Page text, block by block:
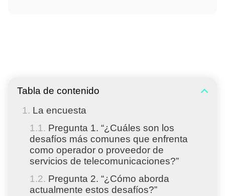
Tabla de contenido
La encuesta
Pregunta 1. “¿Cuáles son los
desafíos más comunes que enfrenta
como operador o proveedor de
servicios de telecomunicaciones?”
Pregunta 2. “¿Cómo aborda
actualmente estos desafíos?”